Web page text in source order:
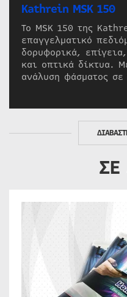
Kathrein MSK 150
Το MSK 150 της
επαγγελματικό
δορυφορικά,
και οπτικά δίκτυα.
ανάλυση φάσματος
ΣΕ